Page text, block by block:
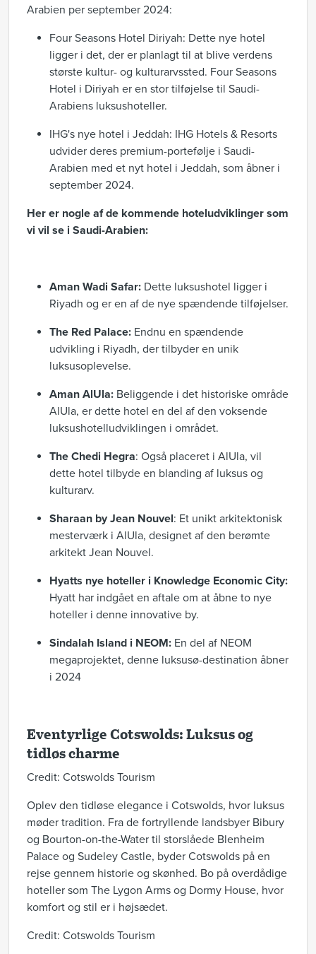
Arabien per september 2024:
Four Seasons Hotel Diriyah: Dette nye hotel
ligger i det, der er planlagt til at blive verdens
største kultur- og kulturarvssted. Four Seasons
Hotel i Diriyah er en stor tilføjelse til Saudi-
Arabiens luksushoteller.
IHG's nye hotel i Jeddah: IHG Hotels & Resorts
udvider deres premium-portefølje i Saudi-
Arabien med et nyt hotel i Jeddah, som åbner i
september 2024.
Her er nogle af de kommende hoteludviklinger som
vi vil se i Saudi-Arabien:
Aman Wadi Safar: Dette luksushotel ligger i
Riyadh og er en af de nye spændende tilføjelser.
The Red Palace: Endnu en spændende
udvikling i Riyadh, der tilbyder en unik
luksusoplevelse.
Aman AlUla: Beliggende i det historiske område
AlUla, er dette hotel en del af den voksende
luksushotelludviklingen i området.
The Chedi Hegra: Også placeret i AlUla, vil
dette hotel tilbyde en blanding af luksus og
kulturarv.
Sharaan by Jean Nouvel: Et unikt arkitektonisk
mesterværk i AlUla, designet af den berømte
arkitekt Jean Nouvel.
Hyatts nye hoteller i Knowledge Economic City:
Hyatt har indgået en aftale om at åbne to nye
hoteller i denne innovative by.
Sindalah Island i NEOM: En del af NEOM
megaprojektet, denne luksusø-destination åbner
i 2024
Eventyrlige Cotswolds: Luksus og
tidløs charme
Credit: Cotswolds Tourism
Oplev den tidløse elegance i Cotswolds, hvor luksus
møder tradition. Fra de fortryllende landsbyer Bibury
og Bourton-on-the-Water til storslåede Blenheim
Palace og Sudeley Castle, byder Cotswolds på en
rejse gennem historie og skønhed. Bo på overdådige
hoteller som The Lygon Arms og Dormy House, hvor
komfort og stil er i højsædet.
Credit: Cotswolds Tourism